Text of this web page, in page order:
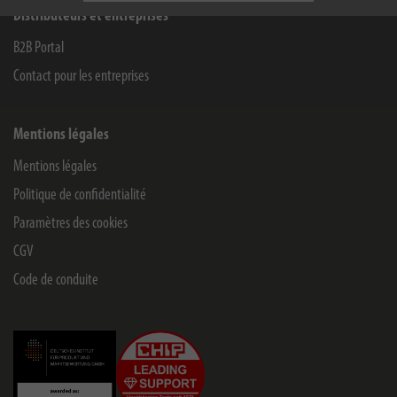
Distributeurs et entreprises
B2B Portal
Contact pour les entreprises
Mentions légales
Mentions légales
Politique de confidentialité
Paramètres des cookies
CGV
Code de conduite